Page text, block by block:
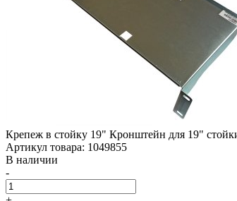
Крепеж в стойку 19" Кронштейн для 19"
Артикул товара: 1049855
В наличии
-